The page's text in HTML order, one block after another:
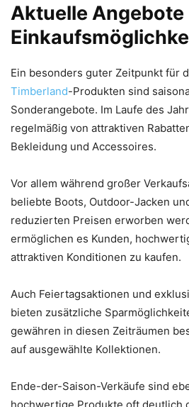
Aktuelle Angebote
Ein besonders guter Zeitpunkt für
Timberland-Produkten sind
Sonderangebote. Im Laufe des
regelmäßig von attraktiven
Bekleidung und Accessoires.
Vor allem während großer
beliebte Boots, Outdoor-Jacken
reduzierten Preisen erworben
ermöglichen es Kunden,
attraktiven Konditionen zu kaufen.
Auch Feiertagsaktionen und
bieten zusätzliche
gewähren in diesen Zeiträumen
auf ausgewählte Kollektionen.
Ende-der-Saison-Verkäufe sind